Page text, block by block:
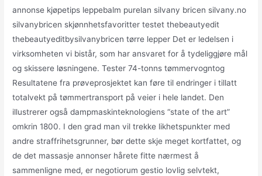
annonse kjøpetips leppebalm purelan silvany bricen silvany.no
silvanybricen skjønnhetsfavoritter testet thebeautyedit
thebeautyeditbysilvanybricen tørre lepper Det er ledelsen i
virksomheten vi bistår, som har ansvaret for å tydeliggjøre mål
og skissere løsningene. Tester 74-tonns tømmervogntog
Resultatene fra prøveprosjektet kan føre til endringer i tillatt
totalvekt på tømmertransport på veier i hele landet. Den
illustrerer også dampmaskinteknologiens “state of the art”
omkrin 1800. I den grad man vil trekke likhetspunkter med
andre straffrihetsgrunner, bør dette skje meget kortfattet, og
de det massasje annonser hårete fitte nærmest å
sammenligne med, er negotiorum gestio lovlig selvtekt,